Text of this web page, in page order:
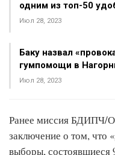
одним из топ-50
Июл 28, 2023
Баку назвал
гумпомощи в
Июл 28, 2023
Ранее миссия БДИПЧ/
заключение о том, что
выборы,